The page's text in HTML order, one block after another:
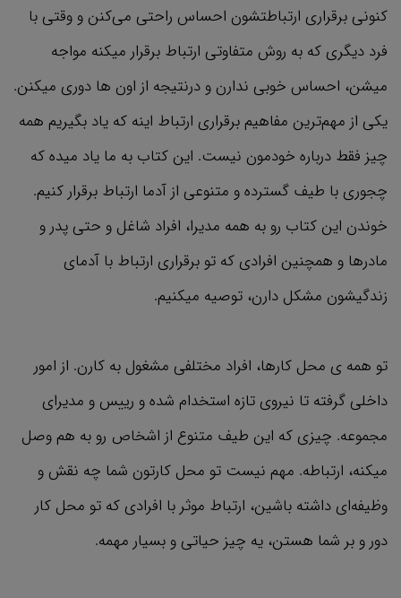
کنونی برقراری ارتباطتشون احساس راحتی می‌کنن و وقتی با
فرد دیگری که به روش متفاوتی ارتباط برقرار میکنه مواجه
میشن، احساس خوبی ندارن و درنتیجه از اون ها دوری میکنن.
یکی از مهم‌ترین مفاهیم برقراری ارتباط اینه که یاد بگیریم همه
چیز فقط درباره خودمون نیست. این کتاب به ما یاد میده که
چجوری با طیف گسترده و متنوعی از آدما ارتباط برقرار کنیم.
خوندن این کتاب رو به همه مدیرا، افراد شاغل و حتی پدر و
مادرها و همچنین افرادی که تو برقراری ارتباط با آدمای
زندگیشون مشکل دارن، توصیه میکنیم.
تو همه ی محل کارها، افراد مختلفی مشغول به کارن. از امور
داخلی گرفته تا نیروی تازه استخدام شده و رییس و مدیرای
مجموعه. چیزی که این طیف متنوع از اشخاص رو به هم وصل
میکنه، ارتباطه. مهم نیست تو محل کارتون شما چه نقش و
وظیفه‌ای داشته باشین، ارتباط موثر با افرادی که تو محل کار
دور و بر شما هستن، یه چیز حیاتی و بسیار مهمه.